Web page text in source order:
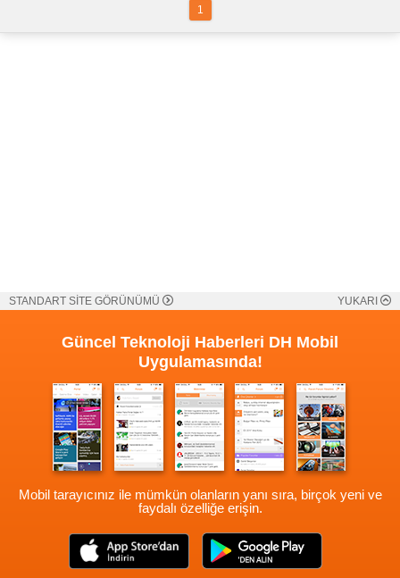
1
STANDART SİTE GÖRÜNÜMÜ YUKARI
Güncel Teknoloji Haberleri DH Mobil
Uygulamasında!
Mobil tarayıcınız ile mümkün olanların yanı sıra, birçok yeni ve
faydalı özelliğe erişin.